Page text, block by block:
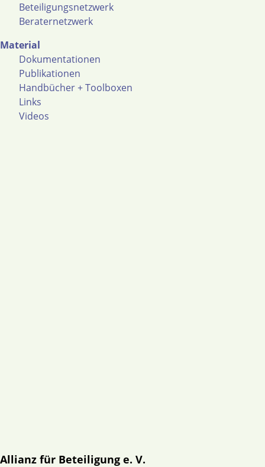
Beteiligungsnetzwerk
Beraternetzwerk
Material
Dokumentationen
Publikationen
Handbücher + Toolboxen
Links
Videos
Allianz für Beteiligung e. V.